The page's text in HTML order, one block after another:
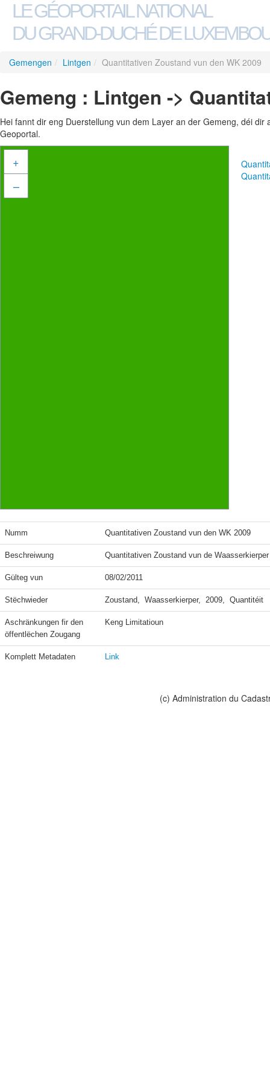
LE GÉOPORTAIL NATIONAL
DU GRAND-DUCHÉ DE
Gemengen / Lintgen / Quantitativen Zoustand vun den WK 2009
Gemeng : Lintgen ->
Hei fannt dir eng Duerstellung vun dem Layer an der Gemeng, déi
Geoportal.
+
–
Numm Quantitativen Zoustand vun den WK 2009
Beschreiwung Quantitativen Zoustand vun de
Gülteg vun 08/02/2011
Stëchwieder Zoustand,  Waasserkierper,  2009,  Quantitéit
Aschränkungen fir den
öffentlëchen Zougang
Keng Limitatioun
Komplett Metadaten Link
(c) Administration du